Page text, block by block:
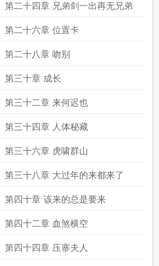
第二十四章 兄弟剑一出再无兄弟
第二十六章 位置卡
第二十八章 吻别
第三十章 成长
第三十二章 来何迟也
第三十四章 人体秘藏
第三十六章 虎啸群山
第三十八章 大过年的来都来了
第四十章 该来的总是要来
第四十二章 血煞横空
第四十四章 压寨夫人